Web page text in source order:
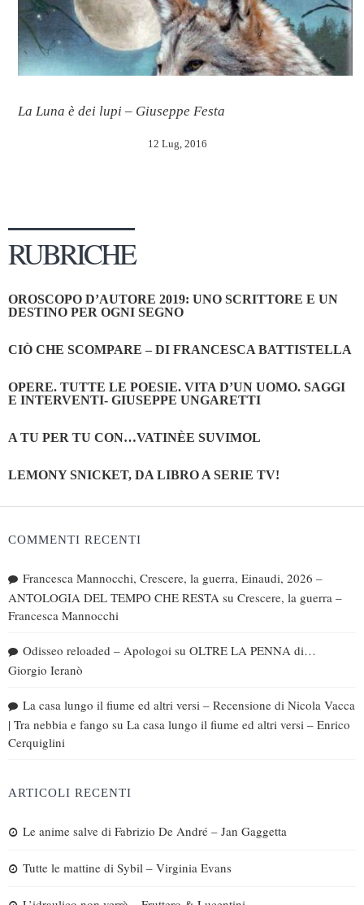
La Luna è dei lupi – Giuseppe Festa
12 Lug, 2016
RUBRICHE
OROSCOPO D’AUTORE 2019: UNO SCRITTORE E UN
DESTINO PER OGNI SEGNO
CIÒ CHE SCOMPARE – DI FRANCESCA BATTISTELLA
OPERE. TUTTE LE POESIE. VITA D’UN UOMO. SAGGI
E INTERVENTI- GIUSEPPE UNGARETTI
A TU PER TU CON…VATINÈE SUVIMOL
LEMONY SNICKET, DA LIBRO A SERIE TV!
COMMENTI RECENTI
Francesca Mannocchi, Crescere, la guerra, Einaudi, 2026 –
ANTOLOGIA DEL TEMPO CHE RESTA su Crescere, la guerra –
Francesca Mannocchi
Odisseo reloaded – Apologoi su OLTRE LA PENNA di…
Giorgio Ieranò
La casa lungo il fiume ed altri versi – Recensione di Nicola Vacca
| Tra nebbia e fango su La casa lungo il fiume ed altri versi – Enrico
Cerquiglini
ARTICOLI RECENTI
Le anime salve di Fabrizio De André – Jan Gaggetta
Tutte le mattine di Sybil – Virginia Evans